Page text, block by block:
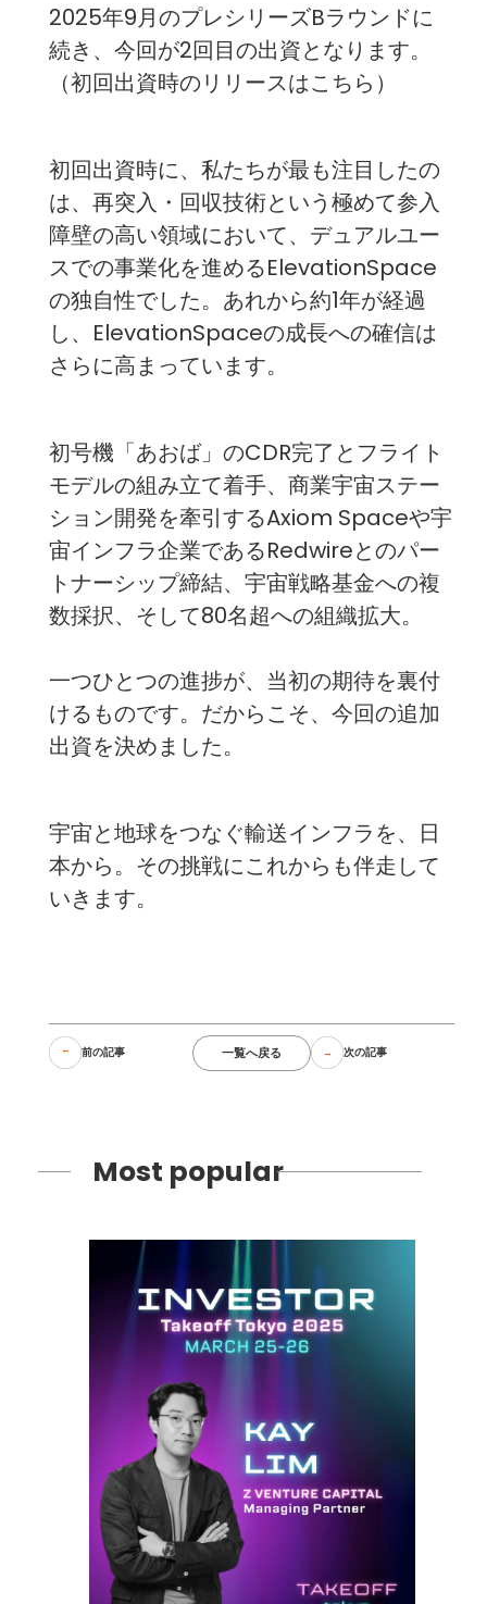
2025年9月のプレシリーズBラウンドに
続き、今回が2回目の出資となります。
（初回出資時のリリースはこちら ）
初回出資時に、私たちが最も注目したの
は、再突入・回収技術という極めて参入
障壁の高い領域において、デュアルユー
スでの事業化を進めるElevationSpace
の独自性でした。あれから約1年が経過
し、ElevationSpaceの成長への確信は
さらに高まっています。
初号機「あおば」のCDR完了とフライト
モデルの組み立て着手、商業宇宙ステー
ション開発を牽引するAxiom Spaceや宇
宙インフラ企業であるRedwireとのパー
トナーシップ締結、宇宙戦略基金への複
数採択、そして80名超への組織拡大。
一つひとつの進捗が、当初の期待を裏付
けるものです。だからこそ、今回の追加
出資を決めました。
宇宙と地球をつなぐ輸送インフラを、日
本から。その挑戦にこれからも伴走して
いきます。
前の記事 一覧へ戻る 次の記事
Most popular